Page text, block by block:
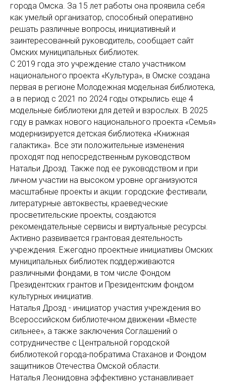
города Омска. За 15 лет работы она проявила себя
как умелый организатор, способный оперативно
решать различные вопросы, инициативный и
заинтересованный руководитель, сообщает сайт
Омских муниципальных библиотек.
С 2019 года это учреждение стало участником
национального проекта «Культура», в Омске создана
первая в регионе Молодежная модельная библиотека,
а в период с 2021 по 2024 годы открылись еще 4
модельные библиотеки для детей и взрослых. В 2025
году в рамках нового национального проекта «Семья»
модернизируется детская библиотека «Книжная
галактика». Все эти положительные изменения
проходят под непосредственным руководством
Натальи Дрозд. Также под ее руководством и при
личном участии на высоком уровне организуются
масштабные проекты и акции: городские фестивали,
литературные автоквесты, краеведческие
просветительские проекты, создаются
рекомендательные сервисы и виртуальные ресурсы.
Активно развивается грантовая деятельность
учреждения. Ежегодно проектные инициативы Омских
муниципальных библиотек поддерживаются
различными фондами, в том числе Фондом
Президентских грантов и Президентским фондом
культурных инициатив.
Наталья Дрозд - инициатор участия учреждения во
Всероссийском библиотечном движении «Вместе
сильнее», а также заключения Соглашений о
сотрудничестве с Центральной городской
библиотекой города-побратима Стаханов и Фондом
защитников Отечества Омской области.
Наталья Леонидовна эффективно устанавливает